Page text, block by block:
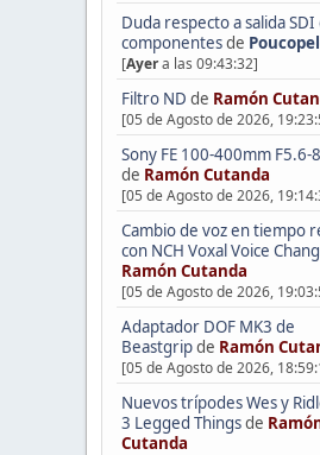
Duda respecto a salida
componentesde
[Ayera las 09:43:32]
Filtro ND de Ramón
[05 de Agosto de 2026,
Sony FE 100-400mm F5.6-
de Ramón Cutanda
[05 de Agosto de 2026,
Cambio de voz en tiempo
con NCH Voxal Voice
Ramón Cutanda
[05 de Agosto de 2026,
Adaptador DOF MK3 de
Beastgripde Ramón
[05 de Agosto de 2026,
Nuevos trípodes Wes y
3 Legged Thingsde
Cutanda